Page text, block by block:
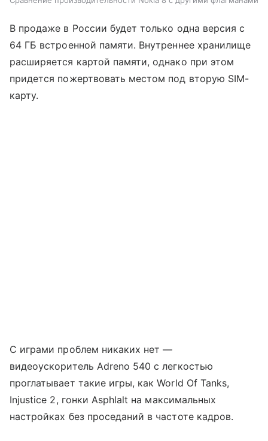
В продаже в России будет только одна версия с
64 ГБ встроенной памяти. Внутреннее хранилище
расширяется картой памяти, однако при этом
придется пожертвовать местом под вторую SIM-
карту.
С играми проблем никаких нет —
видеоускоритель Adreno 540 с легкостью
проглатывает такие игры, как World Of Tanks,
Injustice 2, гонки Asphlalt на максимальных
настройках без проседаний в частоте кадров.